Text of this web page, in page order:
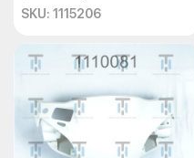
SKU: 1115206